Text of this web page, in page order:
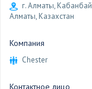
г. Алматы,
Алматы, Казахстан
Chester